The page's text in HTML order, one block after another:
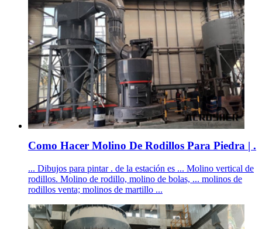
Como Hacer Molino De Rodillos Para Piedra | .
... Dibujos para pintar . de la estación es ... Molino vertical de
rodillos. Molino de rodillo, molino de bolas, ... molinos de
rodillos venta; molinos de martillo ...